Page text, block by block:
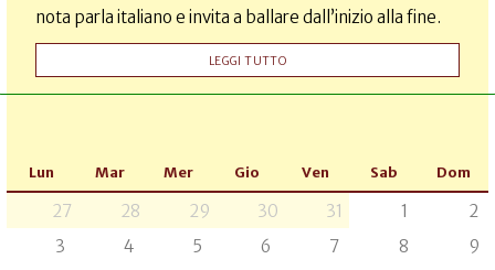
nota parla italiano e invita a ballare dall’inizio alla fine.
LEGGI TUTTO
Lun Mar Mer Gio Ven Sab Dom
27 28 29 30 31 1
2
3
4 5 6 7 8
9